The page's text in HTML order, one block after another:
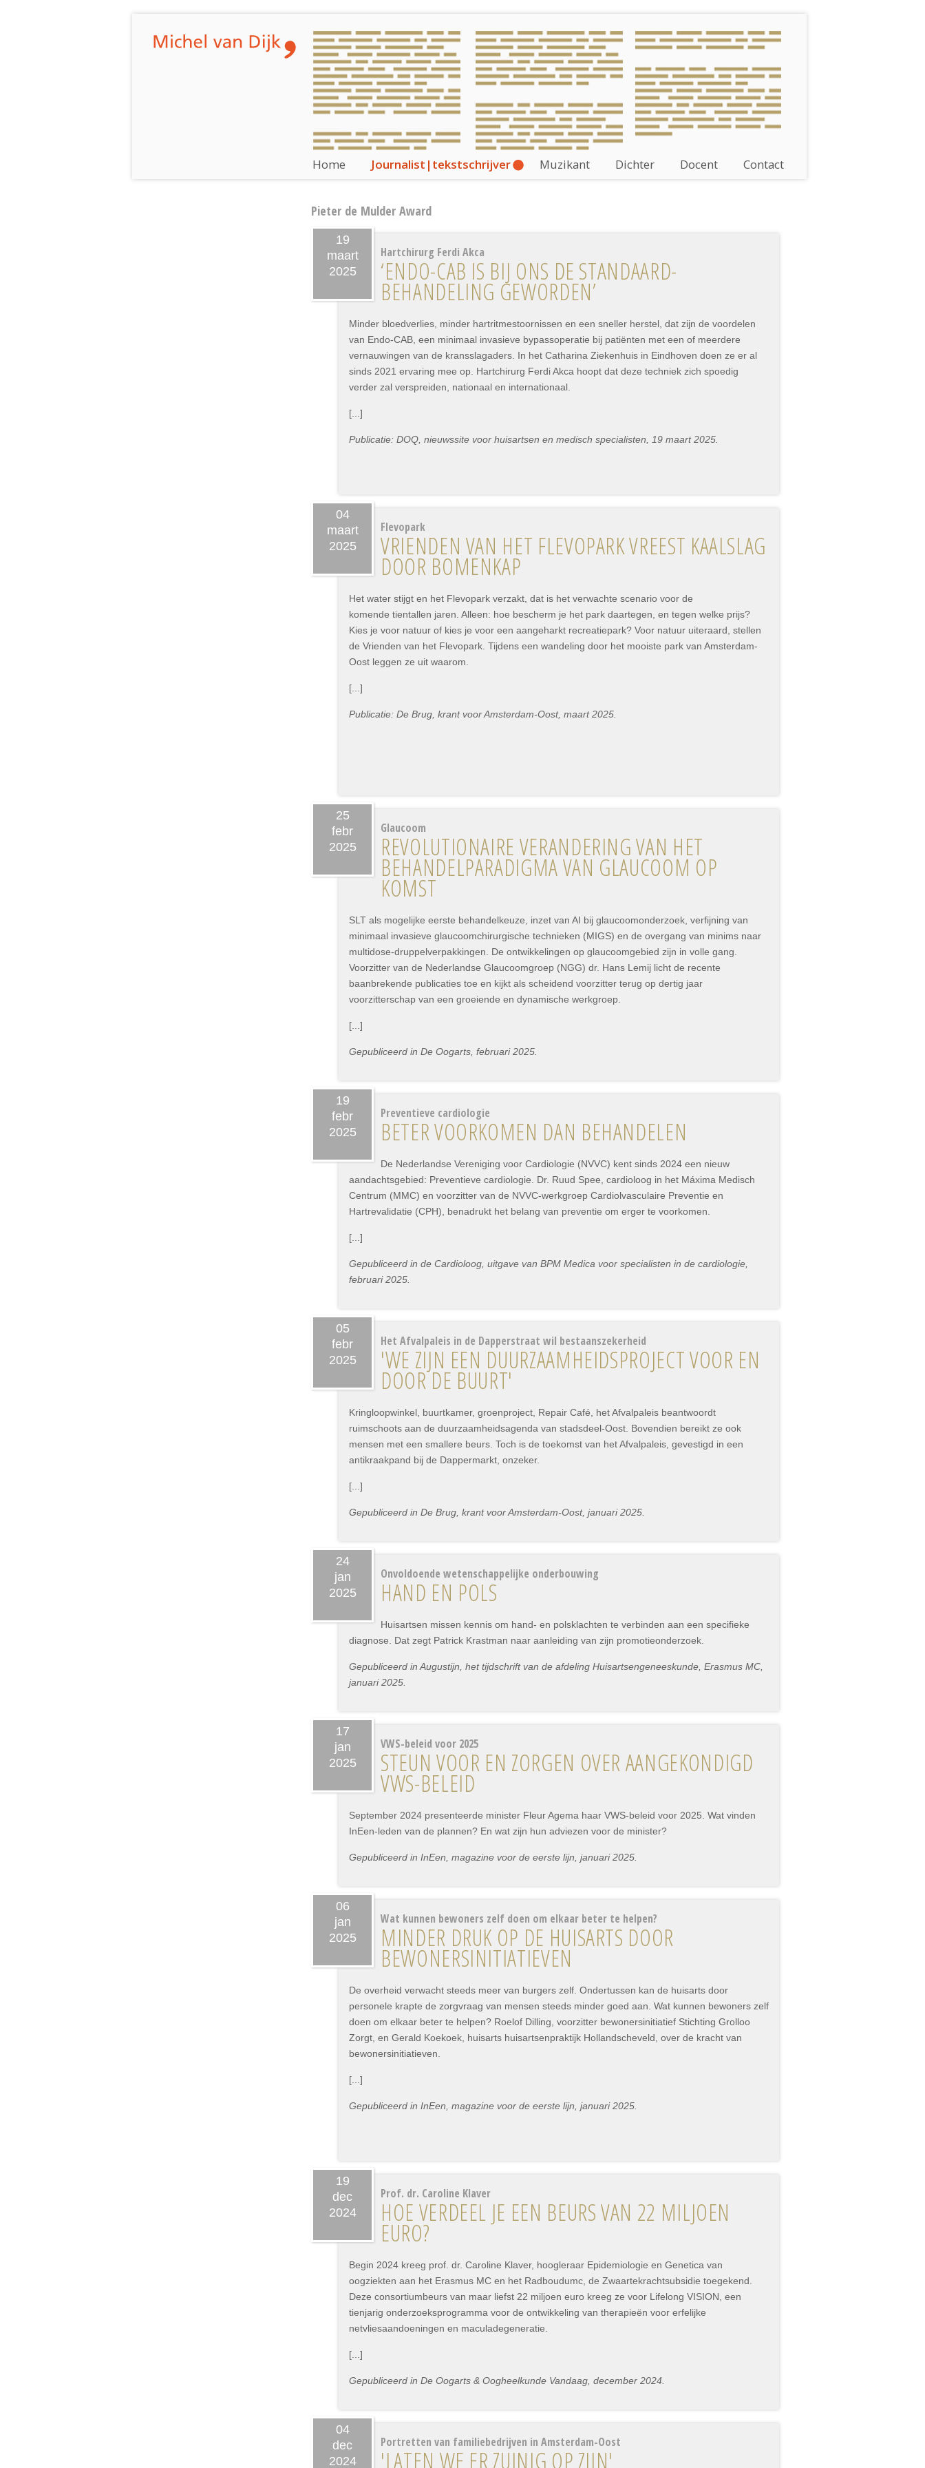
Home Journalist|tekstschrijver Muzikant Dichter Docent Contact
Pieter de Mulder Award
19
maart
2025
Hartchirurg Ferdi Akca
‘ENDO-CAB IS BIJ ONS DE STANDAARD­
BEHANDELING GEWORDEN’
Minder bloedverlies, minder hartritmestoornissen en een sneller herstel, dat zijn de voordelen
van Endo-CAB, een minimaal invasieve bypassoperatie bij patiënten met een of meerdere
vernauwingen van de kransslagaders. In het Catharina Ziekenhuis in Eindhoven doen ze er al
sinds 2021 ervaring mee op. Hartchirurg Ferdi Akca hoopt dat deze techniek zich spoedig
verder zal verspreiden, nationaal en internationaal.
[...]
Publicatie: DOQ, nieuwssite voor huisartsen en medisch specialisten, 19 maart 2025.
04
maart
2025
Flevopark
VRIENDEN VAN HET FLEVOPARK VREEST KAALSLAG
DOOR BOMENKAP
Het water stijgt en het Flevopark verzakt, dat is het verwachte scenario voor de
komende tientallen jaren. Alleen: hoe bescherm je het park daartegen, en tegen welke prijs?
Kies je voor natuur of kies je voor een aangeharkt recreatiepark? Voor natuur uiteraard, stellen
de Vrienden van het Flevopark. Tijdens een wandeling door het mooiste park van Amsterdam-
Oost leggen ze uit waarom.
[...]
Publicatie: De Brug, krant voor Amsterdam-Oost, maart 2025.
25
febr
2025
Glaucoom
REVOLUTIONAIRE VERANDERING VAN HET
BEHANDELPARADIGMA VAN GLAUCOOM OP
KOMST
SLT als mogelijke eerste behandelkeuze, inzet van AI bij glaucoomonderzoek, verfijning van
minimaal invasieve glaucoomchirurgische technieken (MIGS) en de overgang van minims naar
multidose-druppelverpakkingen. De ontwikkelingen op glaucoomgebied zijn in volle gang.
Voorzitter van de Nederlandse Glaucoomgroep (NGG) dr. Hans Lemij licht de recente
baanbrekende publicaties toe en kijkt als scheidend voorzitter terug op dertig jaar
voorzitterschap van een groeiende en dynamische werkgroep.
[...]
Gepubliceerd in De Oogarts, februari 2025.
19
febr
2025
Preventieve cardiologie
BETER VOORKOMEN DAN BEHANDELEN
De Nederlandse Vereniging voor Cardiologie (NVVC) kent sinds 2024 een nieuw
aandachtsgebied: Preventieve cardiologie. Dr. Ruud Spee, cardioloog in het Máxima Medisch
Centrum (MMC) en voorzitter van de NVVC-werkgroep Cardiolvasculaire Preventie en
Hartrevalidatie (CPH), benadrukt het belang van preventie om erger te voorkomen.
[...]
Gepubliceerd in de Cardioloog, uitgave van BPM Medica voor specialisten in de cardiologie,
februari 2025.
05
febr
2025
Het Afvalpaleis in de Dapperstraat wil bestaanszekerheid
'WE ZIJN EEN DUURZAAMHEIDSPROJECT VOOR EN
DOOR DE BUURT'
Kringloopwinkel, buurtkamer, groenproject, Repair Café, het Afvalpaleis beantwoordt
ruimschoots aan de duurzaamheidsagenda van stadsdeel-Oost. Bovendien bereikt ze ook
mensen met een smallere beurs. Toch is de toekomst van het Afvalpaleis, gevestigd in een
antikraakpand bij de Dappermarkt, onzeker.
[...]
Gepubliceerd in De Brug, krant voor Amsterdam-Oost, januari 2025.
24
jan
2025
Onvoldoende wetenschappelijke onderbouwing
HAND EN POLS
Huisartsen missen kennis om hand- en polsklachten te verbinden aan een specifieke
diagnose. Dat zegt Patrick Krastman naar aanleiding van zijn promotieonderzoek.
Gepubliceerd in Augustijn, het tijdschrift van de afdeling Huisartsengeneeskunde, Erasmus MC,
januari 2025.
17
jan
2025
VWS-beleid voor 2025
STEUN VOOR EN ZORGEN OVER AANGEKONDIGD
VWS-BELEID
September 2024 presenteerde minister Fleur Agema haar VWS-beleid voor 2025. Wat vinden
InEen-leden van de plannen? En wat zijn hun adviezen voor de minister?
Gepubliceerd in InEen, magazine voor de eerste lijn, januari 2025.
06
jan
2025
Wat kunnen bewoners zelf doen om elkaar beter te helpen?
MINDER DRUK OP DE HUISARTS DOOR
BEWONERSINITIATIEVEN
De overheid verwacht steeds meer van burgers zelf. Ondertussen kan de huisarts door
personele krapte de zorgvraag van mensen steeds minder goed aan. Wat kunnen bewoners zelf
doen om elkaar beter te helpen? Roelof Dilling, voorzitter bewonersinitiatief Stichting Grolloo
Zorgt, en Gerald Koekoek, huisarts huisartsenpraktijk Hollandscheveld, over de kracht van
bewonersinitiatieven.
[...]
Gepubliceerd in InEen, magazine voor de eerste lijn, januari 2025.
19
dec
2024
Prof. dr. Caroline Klaver
HOE VERDEEL JE EEN BEURS VAN 22 MILJOEN
EURO?
Begin 2024 kreeg prof. dr. Caroline Klaver, hoogleraar Epidemiologie en Genetica van
oogziekten aan het Erasmus MC en het Radboudumc, de Zwaartekrachtsubsidie toegekend.
Deze consortiumbeurs van maar liefst 22 miljoen euro kreeg ze voor Lifelong VISION, een
tienjarig onderzoeksprogramma voor de ontwikkeling van therapieën voor erfelijke
netvliesaandoeningen en maculadegeneratie.
[...]
Gepubliceerd in De Oogarts & Oogheelkunde Vandaag, december 2024.
04
dec
2024
Portretten van familiebedrijven in Amsterdam-Oost
'LATEN WE ER ZUINIG OP ZIJN'